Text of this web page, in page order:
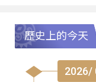
歷史上的今天
2026/